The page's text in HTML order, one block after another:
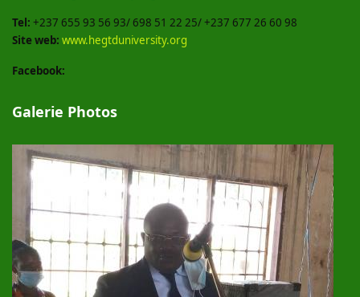
Tel: +237 655 93 56 93/ 698 51 22 25/ +237 677 26 60 98
Site web: www.hegtduniversity.org
Facebook:
Galerie Photos